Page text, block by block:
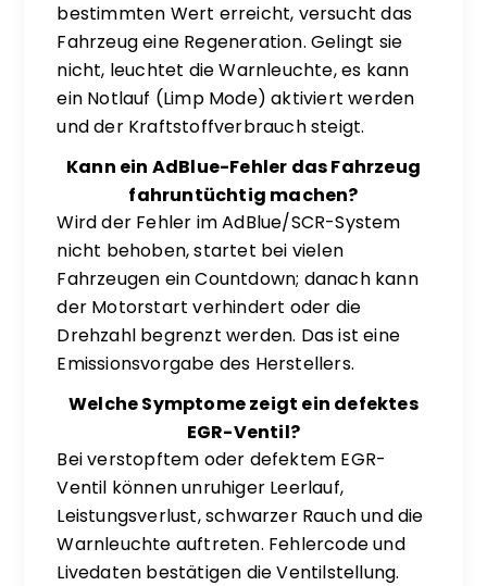
bestimmten Wert erreicht, versucht das
Fahrzeug eine Regeneration. Gelingt sie
nicht, leuchtet die Warnleuchte, es kann
ein Notlauf (Limp Mode) aktiviert werden
und der Kraftstoffverbrauch steigt.
Kann ein AdBlue-Fehler das Fahrzeug
fahruntüchtig machen?
Wird der Fehler im AdBlue/SCR-System
nicht behoben, startet bei vielen
Fahrzeugen ein Countdown; danach kann
der Motorstart verhindert oder die
Drehzahl begrenzt werden. Das ist eine
Emissionsvorgabe des Herstellers.
Welche Symptome zeigt ein defektes
EGR-Ventil?
Bei verstopftem oder defektem EGR-
Ventil können unruhiger Leerlauf,
Leistungsverlust, schwarzer Rauch und die
Warnleuchte auftreten. Fehlercode und
Livedaten bestätigen die Ventilstellung.